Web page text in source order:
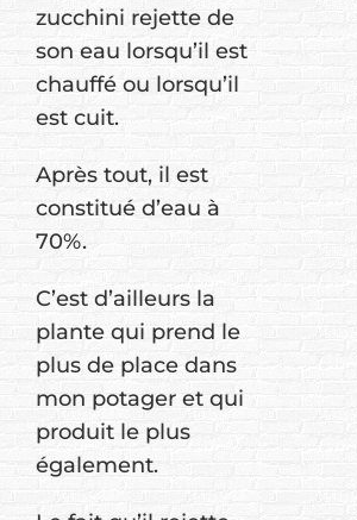
zucchini rejette de
son eau lorsqu’il est
chauffé ou lorsqu’il
est cuit.
Après tout, il est
constitué d’eau à
70%.
C’est d’ailleurs la
plante qui prend le
plus de place dans
mon potager et qui
produit le plus
également.